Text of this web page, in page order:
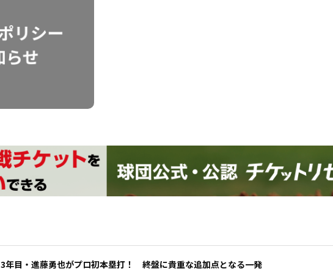
3年目・進藤勇也がプロ初本塁打！ 終盤に貴重な追加点となる一発